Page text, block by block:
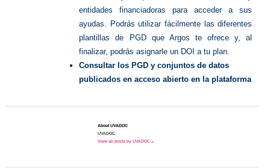
entidades financiadoras para acceder a sus
ayudas. Podrás utilizar fácilmente las diferentes
plantillas de PGD que Argos te ofrece y, al
finalizar, podrás asignarle un DOI a tu plan.
Consultar los PGD y conjuntos de datos
publicados en acceso abierto en la plataforma
About UVADOC
UVADOC
View all posts by UVADOC »